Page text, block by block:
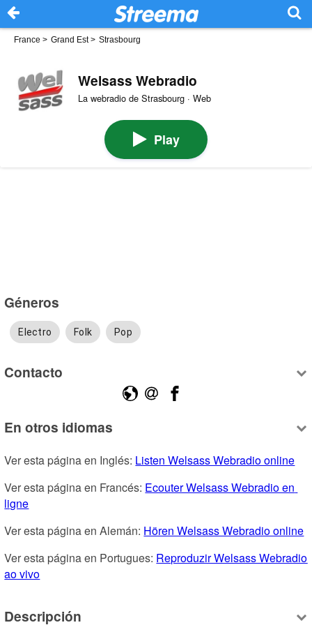
France > Grand Est> Strasbourg
Welsass Webradio
La webradio de Strasbourg · Web
Play
Géneros
Electro Folk Pop
Contacto
En otros idiomas
Ver esta página en Inglés: Listen Welsass Webradio online
Ver esta página en Francés: Ecouter Welsass Webradio en
ligne
Ver esta página en Alemán: Hören Welsass Webradio online
Ver esta página en Portugues: Reproduzir Welsass Webradio
ao vivo
Descripción